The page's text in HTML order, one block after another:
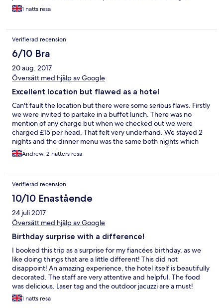
1 natts resa
Verifierad recension
6/10 Bra
20 aug. 2017
Översätt med hjälp av Google
Excellent location but flawed as a hotel
Can't fault the location but there were some serious flaws. Firstly
we were invited to partake in a buffet lunch. There was no
mention of any charge but when we checked out we were
charged £15 per head. That felt very underhand. We stayed 2
nights and the dinner menu was the same both nights which
was disappointing but the food was delicious. We were gifted
afternoon tea by a relative. We had to chase this up about 5
scones cream or jam and 3 of the 4 items were chocolatey. The
sandwiches were a bit rubbish. Overall it felt like it had been
thrown together from what they had available and was not what
was specified on the menu. There were lots of used bottles and
glasses left around for over 24 hours. The bedroom and
bathroom felt tired. For example half the bathroom floor tiles
cost £10 at most and were falling apart. They had no place in a
£500 a night room. The hot house was closed for the whole of
our stay. The hot tubs were closed for most of the second day
and when they did reopen it was only 1 of the 2. The staff were
generally nice and friendly but they all seemed to have too
many different roles and always seemed rushed. There were
times when we needed staff and couldn't find anyone
anywhere. In conclusion the location was amazing but as a luxury
Andrew, 2 nätters resa
Verifierad recension
10/10 Enastående
24 juli 2017
Översätt med hjälp av Google
Birthday surprise with a difference!
I booked this trip as a surprise for my fiancées birthday, as we
like doing things that are a little different! This did not
disappoint! An amazing experience, the hotel itself is beautifully
decorated. The staff are very attentive and helpful. The food
was delicious. Laser tag and the outdoor jacuzzi are a must!
Would recommend to anyone.
1 natts resa